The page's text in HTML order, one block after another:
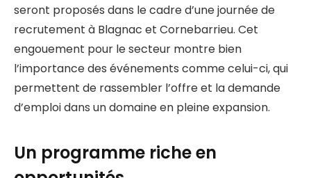
seront proposés dans le cadre d’une journée de
recrutement à Blagnac et Cornebarrieu. Cet
engouement pour le secteur montre bien
l’importance des événements comme celui-ci, qui
permettent de rassembler l’offre et la demande
d’emploi dans un domaine en pleine expansion.
Un programme riche en